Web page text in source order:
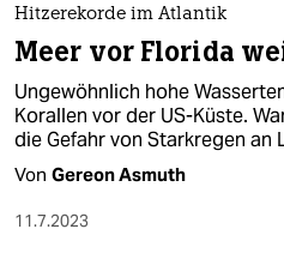
Hitzerekorde im Atlantik
Meer vor Florida
Ungewöhnlich hohe
Korallen vor der US-Küste.
die Gefahr von Starkregen an
Von Gereon Asmuth
11.7.2023